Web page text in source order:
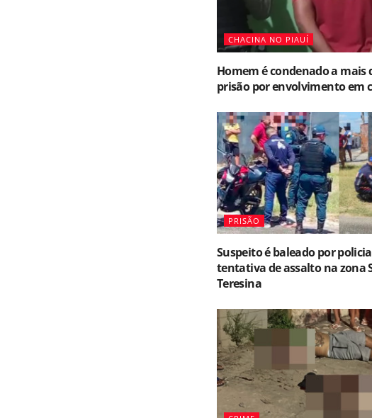
CHACINA NO PIAUÍ
Homem é condenado a mais
prisão por envolvimento em
PRISÃO
Suspeito é baleado por
tentativa de assalto na zona
Teresina